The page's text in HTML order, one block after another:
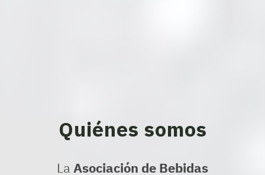
Quiénes somos
La Asociación de Bebidas